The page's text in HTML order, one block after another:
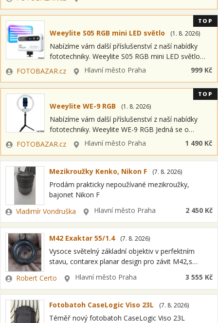
možností odpočtu…
Weeylite S05 RGB mini LED světlo (1. 8. 2026)
Nabízíme vám další příslušenství z naší nabídky
fototechniky. Weeylite S05 RGB mini LED světlo
Jedná se o položku OPEN BOX = nový kus s plnou
zárukou a možností…
Zadavatel
FOTOBAZAR.cz LokalitaHlavní město Praha 999 Kč
TOP
Weeylite WE-9 RGB (1. 8. 2026)
Nabízíme vám další příslušenství z naší nabídky
fototechniky. Weeylite WE-9 RGB Jedná se o
položku OPEN BOX = nový kus s plnou zárukou a
možností odpočtu DPH. Nabízený…
Zadavatel
FOTOBAZAR.cz LokalitaHlavní město Praha 1 490 Kč
TOP
Mezikroužky Kenko, Nikon F (7. 8. 2026)
Prodám prakticky nepoužívané mezikroužky,
bajonet Nikon F
Zadavatel
Vladimír Vondruška LokalitaHlavní město Praha 2 450 Kč
M42 Exaktar 55/1.4 (7. 8. 2026)
Vysoce světelný základní objektiv v perfektním
stavu, contarex planar design pro závit M42,s
digitálních aparátech s redukcí. Osobně v Praze či…
Zadavatel
Robert Certo LokalitaHlavní město Praha 3 555 Kč
Fotobatoh CaseLogic Viso 23L (7. 8. 2026)
Téměř nový fotobatoh CaseLogic Viso 23L